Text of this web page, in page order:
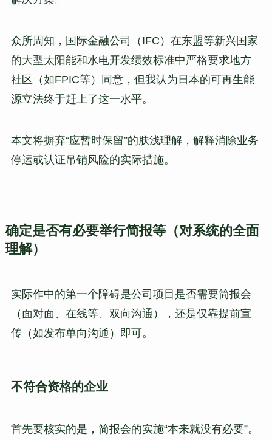
众所周知，国际金融公司（IFC）在东盟等新兴国家
的大型太阳能和水电开发绩效标准中严格要求地方
社区（如FPIC等）同意，但我认为日本的可再生能
源立法终于赶上了这一水平。
本文将摒弃“应暂时保留”的肤浅理解，解释消除业务
停运或认证吊销风险的实际措施。
确定是否有必要举行简报等（对系统的全面
理解）
实际作中的第一个障碍是公司项目是否需要简报会
（面对面、在线等、双向沟通），还是仅靠提前宣
传（如发布单向沟通）即可。
不符合资格的企业
首先要核实的是，简报会的实施“本来就没有必要”。